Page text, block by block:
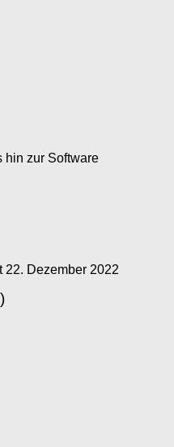
hin zur Software
22. Dezember 2022